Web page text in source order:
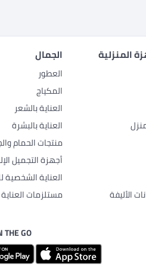
المنزلية
الأليفة
الجمال
العطور
المكياج
العناية بالشعر
العناية بالبشرة
منتجات الحمام
أجهزة التجميل
العناية الشخصية
مستلزمات
THE GO